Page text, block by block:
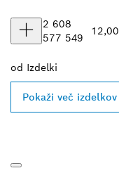
2 608
577 549
12,00
od Izdelki
Pokaži več izdelkov